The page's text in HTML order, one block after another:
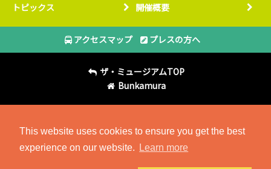
This website uses cookies to ensure you get the best
experience on our website.
Learn more
トピックス
開催概要
アクセスマップ プレスの方へ
ザ・ミュージアムTOP
Bunkamura